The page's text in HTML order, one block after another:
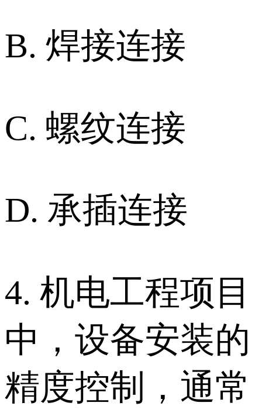
B. 焊接连接
C. 螺纹连接
D. 承插连接
4. 机电工程项目
中，设备安装的
精度控制，通常